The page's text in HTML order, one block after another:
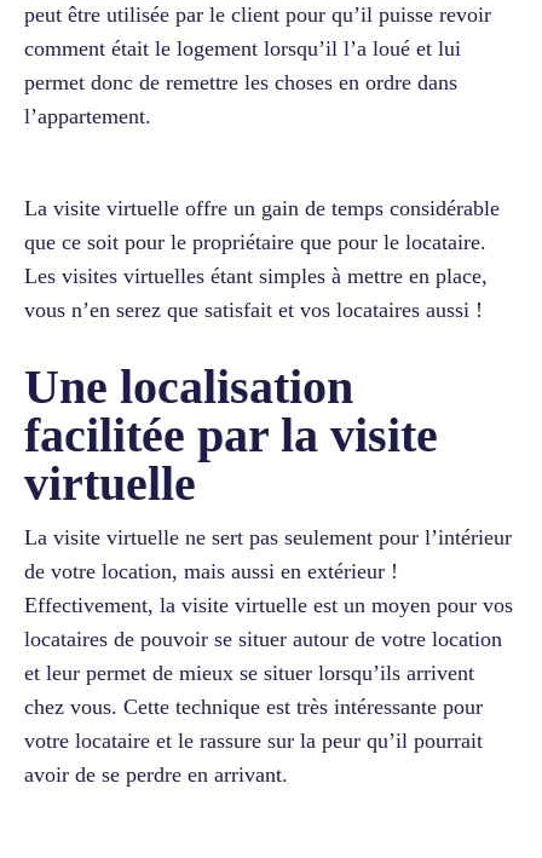
peut être utilisée par le client pour qu’il puisse revoir
comment était le logement lorsqu’il l’a loué et lui
permet donc de remettre les choses en ordre dans
l’appartement.
La visite virtuelle offre un gain de temps considérable
que ce soit pour le propriétaire que pour le locataire.
Les visites virtuelles étant simples à mettre en place,
vous n’en serez que satisfait et vos locataires aussi !
Une localisation
facilitée par la visite
virtuelle
La visite virtuelle ne sert pas seulement pour l’intérieur
de votre location, mais aussi en extérieur !
Effectivement, la visite virtuelle est un moyen pour vos
locataires de pouvoir se situer autour de votre location
et leur permet de mieux se situer lorsqu’ils arrivent
chez vous. Cette technique est très intéressante pour
votre locataire et le rassure sur la peur qu’il pourrait
avoir de se perdre en arrivant.